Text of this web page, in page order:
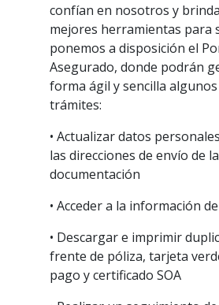
confían en nosotros y
mejores herramientas para
ponemos a disposición el
Asegurado, donde podrán
forma ágil y sencilla
trámites:
• Actualizar datos
las direcciones de envío de la
documentación
• Acceder a la información
• Descargar e imprimir
frente de póliza, tarjeta
pago y certificado SOA